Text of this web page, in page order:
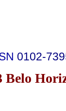
0102-
Belo